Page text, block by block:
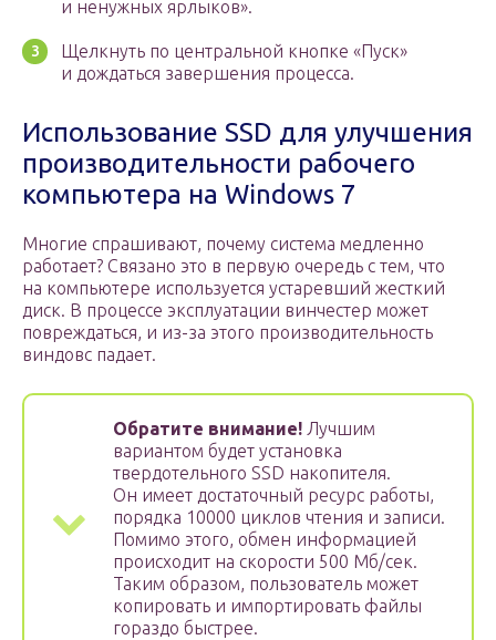
и ненужных ярлыков».
Щелкнуть по центральной кнопке «Пуск»
и дождаться завершения процесса.
Использование SSD для улучшения
производительности рабочего
компьютера на Windows 7
Многие спрашивают, почему система медленно
работает? Связано это в первую очередь с тем, что
на компьютере используется устаревший жесткий
диск. В процессе эксплуатации винчестер может
повреждаться, и из-за этого производительность
виндовс падает.
Обратите внимание! Лучшим
вариантом будет установка
твердотельного SSD накопителя.
Он имеет достаточный ресурс работы,
порядка 10000 циклов чтения и записи.
Помимо этого, обмен информацией
происходит на скорости 500 Мб/сек.
Таким образом, пользователь может
копировать и импортировать файлы
гораздо быстрее.